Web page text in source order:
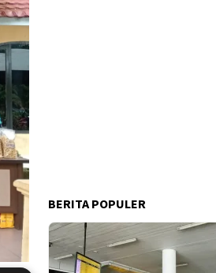
BERITA POPULER